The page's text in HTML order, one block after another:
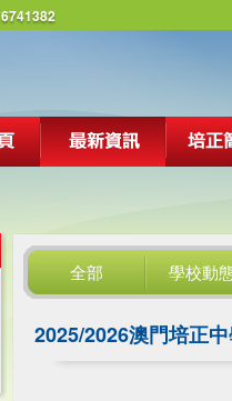
6741382
全部 學校動
2025/2026澳門培正